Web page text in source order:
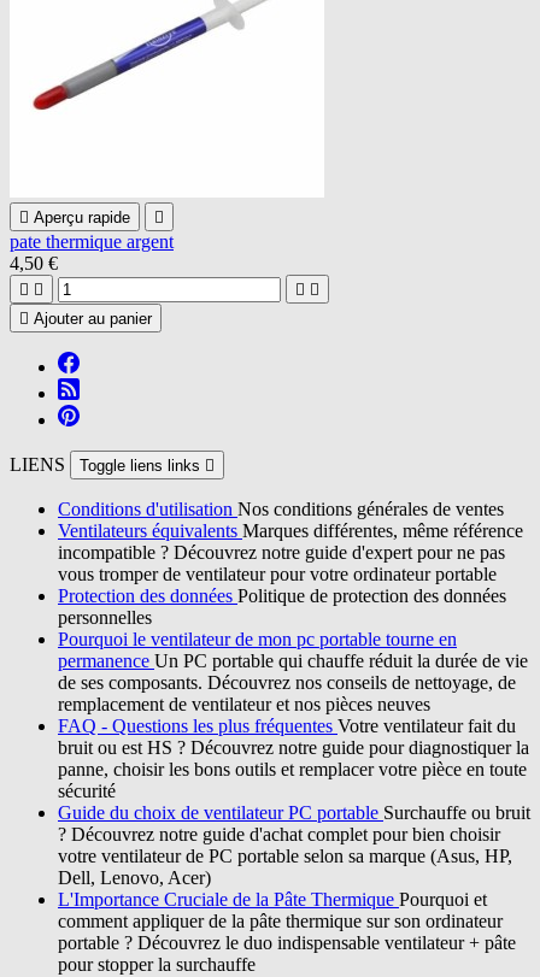
 Aperçu rapide 
pate thermique argent
4,50 €
   
 Ajouter au panier
LIENS Toggle liens links 
Conditions d'utilisation Nos conditions générales de ventes
Ventilateurs équivalents Marques différentes, même référence
incompatible ? Découvrez notre guide d'expert pour ne pas
vous tromper de ventilateur pour votre ordinateur portable
Protection des données Politique de protection des données
personnelles
Pourquoi le ventilateur de mon pc portable tourne en
permanence Un PC portable qui chauffe réduit la durée de vie
de ses composants. Découvrez nos conseils de nettoyage, de
remplacement de ventilateur et nos pièces neuves
FAQ - Questions les plus fréquentes Votre ventilateur fait du
bruit ou est HS ? Découvrez notre guide pour diagnostiquer la
panne, choisir les bons outils et remplacer votre pièce en toute
sécurité
Guide du choix de ventilateur PC portable Surchauffe ou bruit
? Découvrez notre guide d'achat complet pour bien choisir
votre ventilateur de PC portable selon sa marque (Asus, HP,
Dell, Lenovo, Acer)
L'Importance Cruciale de la Pâte Thermique Pourquoi et
comment appliquer de la pâte thermique sur son ordinateur
portable ? Découvrez le duo indispensable ventilateur + pâte
pour stopper la surchauffe